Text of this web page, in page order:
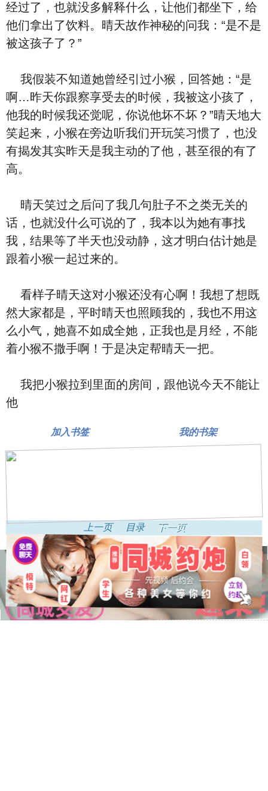
经过了，也就没多解释什么，让他们都坐下，给
他们拿出了饮料。晴天故作神秘的问我：“是不是
被这孩子了？”
我假装不知道她曾经引过小猴，回答她：“是
啊…昨天你跟察享受去的时候，我被这小孩了，
他我的时候我还觉呢，你说他坏不坏？”晴天地大
笑起来，小猴在旁边听我们开玩笑习惯了，也没
有揭发其实昨天是我主动的了他，甚至很的有了
⾼。
晴天笑过之后问了我几句肚子不之类无关的
话，也就没什么可说的了，我本以为她有事找
我，结果等了半天也没动静，这才明⽩估计她是
跟着小猴一起过来的。
看样子晴天这对小猴还没有心啊！我想了想既
然大家都是 ，平时晴天也照顾我的，我也不用这
么小气，她喜不如成全她，
正我也是‮经月‬，不能
着小猴不撒手啊！于是决定帮晴天一把。
我把小猴拉到里面的房间，跟他说今天不能让
他
加入书签 我的书架
.
上一页 目录 下一页
.
.